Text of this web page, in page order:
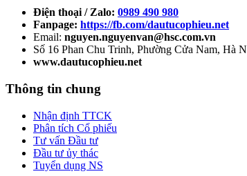
Điện thoại / Zalo: 0989 490 980
Fanpage: https://fb.com/dautucophieu.net
Email: nguyen.nguyenvan@hsc.com.vn
Số 16 Phan Chu Trinh, Phường Cửa Nam, Hà
www.dautucophieu.net
Thông tin chung
Nhận định TTCK
Phân tích Cổ phiếu
Tư vấn Đầu tư
Đầu tư ủy thác
Tuyển dụng NS